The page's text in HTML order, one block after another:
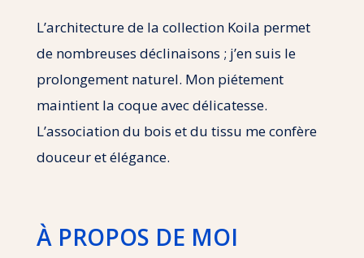
L’architecture de la collection Koila permet
de nombreuses déclinaisons ; j’en suis le
prolongement naturel. Mon piétement
maintient la coque avec délicatesse.
L’association du bois et du tissu me confère
douceur et élégance.
À PROPOS DE MOI